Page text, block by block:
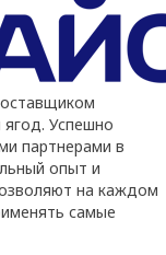
Успешно
партнерами в
опыт и
на каждом
самые